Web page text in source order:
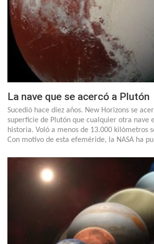
La nave que se acercó a Plutón
Sucedió hace diez años. New Horizons se
superficie de Plutón que cualquier otra nave
historia. Voló a menos de 13.000 kilómetros
Con motivo de esta efeméride, la NASA ha